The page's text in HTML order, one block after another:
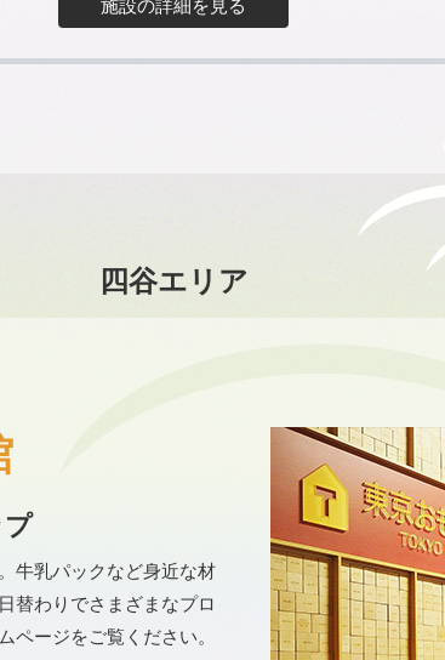
施設の詳細を見る
四谷エリア
牛乳パックなど身近な材
替わりでさまざまなプロ
ページをご覧ください。